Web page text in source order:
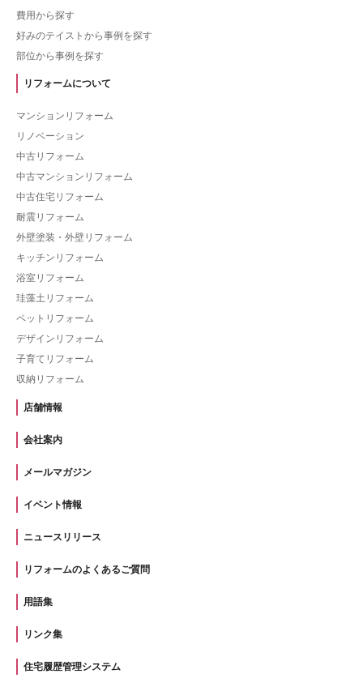
費用から探す
好みのテイストから事例を探す
部位から事例を探す
リフォームについて
マンションリフォーム
リノベーション
中古リフォーム
中古マンションリフォーム
中古住宅リフォーム
耐震リフォーム
外壁塗装・外壁リフォーム
キッチンリフォーム
浴室リフォーム
珪藻土リフォーム
ペットリフォーム
デザインリフォーム
子育てリフォーム
収納リフォーム
店舗情報
会社案内
メールマガジン
イベント情報
ニュースリリース
リフォームのよくあるご質問
用語集
リンク集
住宅履歴管理システム